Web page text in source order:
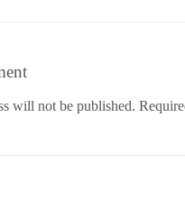
will not be published.